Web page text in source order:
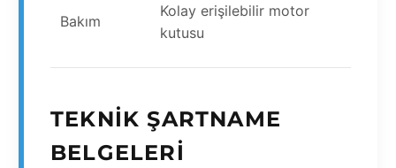
Bakım
Kolay erişilebilir motor
kutusu
TEKNIK ŞARTNAME
BELGELERI